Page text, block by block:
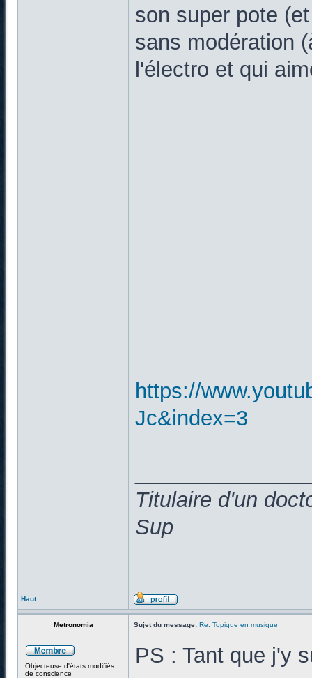
son super pote
sans modération
l'électro et qui
https://
Jc&index=3
Titulaire d'un
Sup
Haut
Metronomia Sujet du message: Re: Topique en musique
Objecteuse d'états modifiés
de conscience
PS : Tant que j'y